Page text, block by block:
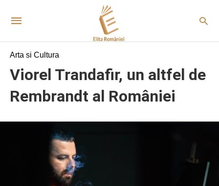
Arta si Cultura
Viorel Trandafir, un altfel de
Rembrandt al României